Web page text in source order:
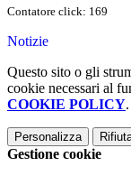
Contatore click: 169
Notizie
Questo sito o gli
cookie necessari al
COOKIE POLICY.
Personalizza
Gestione cookie